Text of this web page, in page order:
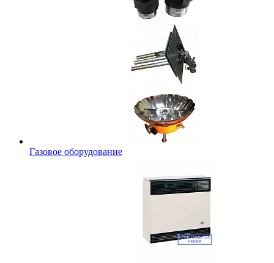
Газовое оборудование